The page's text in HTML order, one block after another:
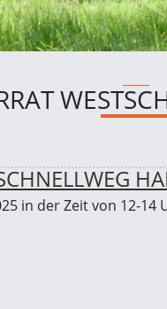
in der Zeit von 12-